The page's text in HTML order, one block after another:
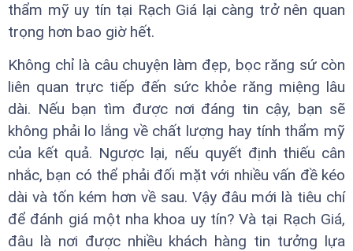
thẩm mỹ uy tín tại Rạch Giá lại càng trở nên quan
trọng hơn bao giờ hết.
Không chỉ là câu chuyện làm đẹp, bọc răng sứ còn
liên quan trực tiếp đến sức khỏe răng miệng lâu
dài. Nếu bạn tìm được nơi đáng tin cậy, bạn sẽ
không phải lo lắng về chất lượng hay tính thẩm mỹ
của kết quả. Ngược lại, nếu quyết định thiếu cân
nhắc, bạn có thể phải đối mặt với nhiều vấn đề kéo
dài và tốn kém hơn về sau. Vậy đâu mới là tiêu chí
để đánh giá một nha khoa uy tín? Và tại Rạch Giá,
đâu là nơi được nhiều khách hàng tin tưởng lựa